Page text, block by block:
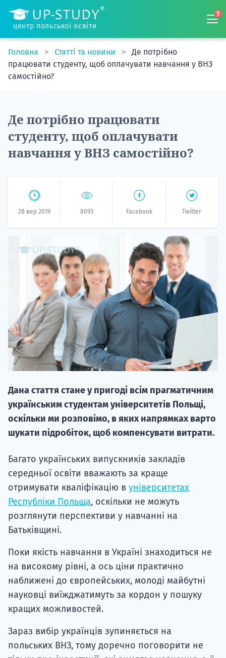
центр польської освіти
1
Головна Статті та новини
Де потрібно
працювати студенту, щоб оплачувати навчання у ВНЗ
самостійно?
Де потрібно працювати
студенту, щоб оплачувати
навчання у ВНЗ самостійно?
28 вер 2019 8093 Facebook Twitter
Дана стаття стане у пригоді всім прагматичним
українським студентам університетів Польщі,
оскільки ми розповімо, в яких напрямках варто
шукати підробіток, щоб компенсувати витрати.
Багато українських випускників закладів
середньої освіти вважають за краще
отримувати кваліфікацію в університетах
Республіки Польща, оскільки не можуть
розглянути перспективи у навчанні на
Батьківщині.
Поки якість навчання в Україні знаходиться не
на високому рівні, а ось ціни практично
наближені до європейських, молоді майбутні
науковці виїжджатимуть за кордон у пошуку
кращих можливостей.
Зараз вибір українців зупиняється на
польських ВНЗ, тому доречно поговорити не